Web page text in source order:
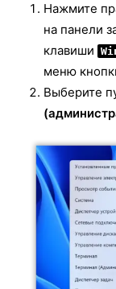
Нажмите
на панели
клавиши
меню
Выберите